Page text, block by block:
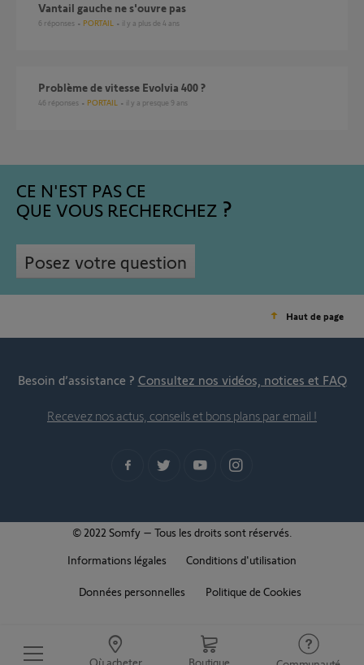
Où acheter Boutique
vantail gauche ne s'ouvre pas
6 réponses PORTAIL il y a plus de 4 ans
Problème de vitesse Evolvia 400 ?
46 réponses PORTAIL il y a presque 9 ans
CE N'EST PAS CE
QUE VOUS RECHERCHEZ
Posez votre question
Haut de page
Besoin d’assistance ? Consultez nos vidéos, notices et FAQ
Recevez nos actus, conseils et bons plans par email !
© 2022 Somfy – Tous les droits sont réservés.
Informations légales
Conditions d'utilisation
Données personnelles Politique de Cookies